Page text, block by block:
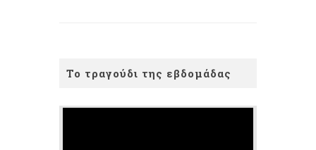
Το τραγούδι της εβδομάδας